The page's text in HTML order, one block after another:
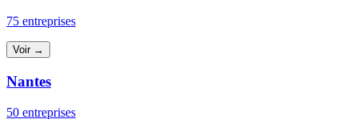
75 entreprises
Voir →
Nantes
50 entreprises